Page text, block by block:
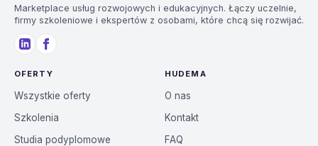
Marketplace usług rozwojowych i edukacyjnych. Łączy uczelnie,
firmy szkoleniowe i ekspertów z osobami, które chcą się rozwijać.
OFERTY
Wszystkie oferty
Szkolenia
Studia podyplomowe
HUDEMA
O nas
Kontakt
FAQ